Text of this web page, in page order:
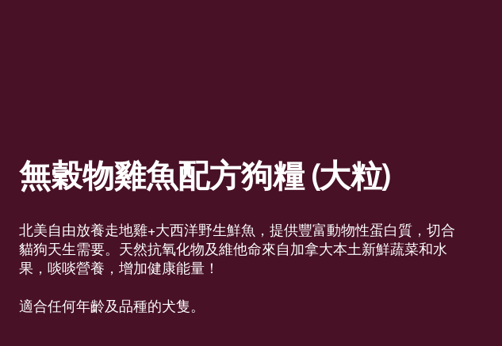
無穀物雞魚配方狗糧 (大粒)
北美自由放養走地雞+大西洋野生鮮魚，提供豐富動物性蛋白質，切合
貓狗天生需要。天然抗氧化物及維他命來自加拿大本土新鮮蔬菜和水
果，啖啖營養，增加健康能量！
適合任何年齡及品種的犬隻。